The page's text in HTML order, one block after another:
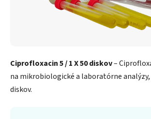
Ciprofloxacin 5 / 1 X 50 diskov–
na mikrobiologické a laboratórne analýzy,
diskov.